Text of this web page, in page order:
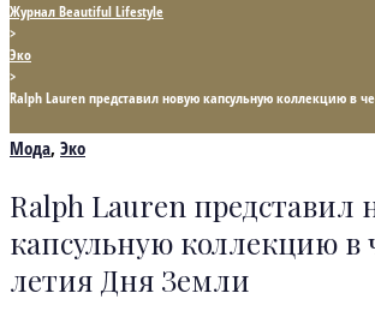
Журнал Beautiful Lifestyle
>
Эко
>
Ralph Lauren представил новую капсульную коллекцию в
Мода, Эко
Ralph Lauren представил
капсульную коллекцию в
летия Дня Земли